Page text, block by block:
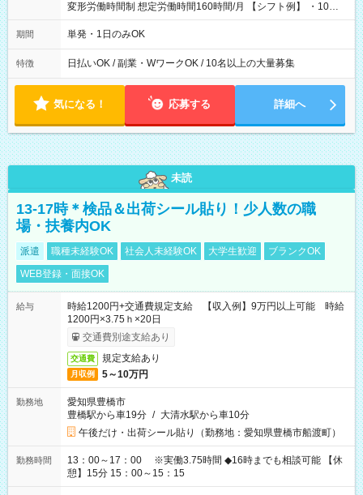
変形労働時間制 想定労働時間160時間/月 【シフト例】 ・10：
00～20：00
期間 単発・1日のみOK
特徴 日払いOK / 副業・WワークOK / 10名以上の大量募集
気になる！ 応募する 詳細へ
未読
13-17時＊検品＆出荷シール貼り！少人数の職
場・扶養内OK
派遣 職種未経験OK 社会人未経験OK 大学生歓迎
ブランクOK
WEB登録・面接OK
給与
時給1200円+交通費規定支給 【収入例】9万円以上可能 時給
1200円×3.75ｈ×20日
交通費別途支給あり
交通費 規定支給あり
月収例 5～10万円
勤務地
愛知県豊橋市
豊橋駅から車19分 / 大清水駅から車10分
午後だけ・出荷シール貼り（勤務地：愛知県豊橋市船渡町）
勤務時間
13：00～17：00 ※実働3.75時間 ◆16時までも相談可能 【休
憩】15分 15：00～15：15